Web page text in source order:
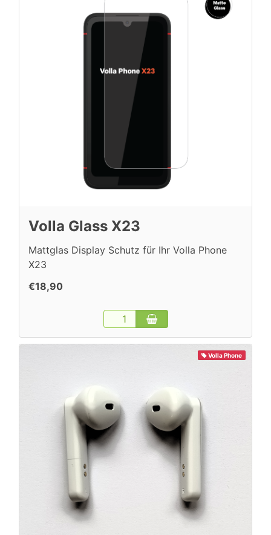
Volla Glass X23
Mattglas Display Schutz für Ihr Volla Phone
X23
€18,90
Volla Phone